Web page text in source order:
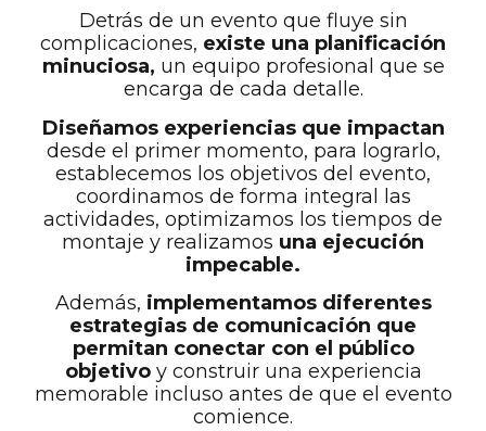
Detrás de un evento que fluye sin
complicaciones, existe una planificación
minuciosa, un equipo profesional que se
encarga de cada detalle.
Diseñamos experiencias que impactan
desde el primer momento, para lograrlo,
establecemos los objetivos del evento,
coordinamos de forma integral las
actividades, optimizamos los tiempos de
montaje y realizamos una ejecución
impecable.
Además, implementamos diferentes
estrategias de comunicación que
permitan conectar con el público
objetivoy construir una experiencia
memorable incluso antes de que el evento
comience.